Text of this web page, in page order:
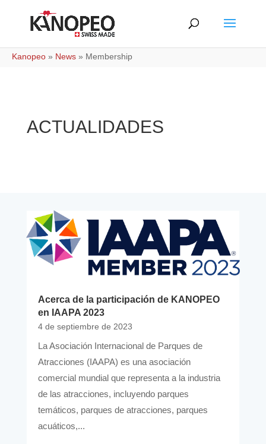
Kanopeo » News » Membership
ACTUALIDADES
Acerca de la participación de KANOPEO
en IAAPA 2023
4 de septiembre de 2023
La Asociación Internacional de Parques de
Atracciones (IAAPA) es una asociación
comercial mundial que representa a la industria
de las atracciones, incluyendo parques
temáticos, parques de atracciones, parques
acuáticos,...